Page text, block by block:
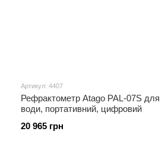
Артикул: 4407
Рефрактометр Atago PAL-07S для
води, портативний, цифровий
20 965 грн